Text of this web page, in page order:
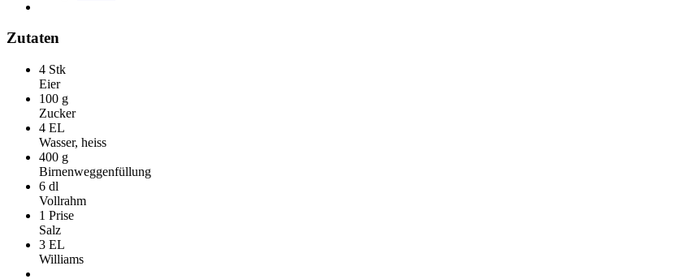
Zutaten
4 Stk
Eier
100 g
Zucker
4 EL
Wasser, heiss
400 g
Birnenweggenfüllung
6 dl
Vollrahm
1 Prise
Salz
3 EL
Williams